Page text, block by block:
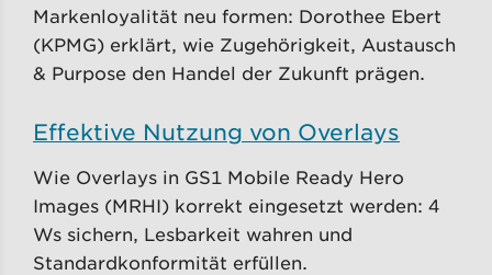
Markenloyalität neu formen: Dorothee Ebert
(KPMG) erklärt, wie Zugehörigkeit, Austausch
& Purpose den Handel der Zukunft prägen.
Effektive Nutzung von Overlays
Wie Overlays in GS1 Mobile Ready Hero
Images (MRHI) korrekt eingesetzt werden: 4
Ws sichern, Lesbarkeit wahren und
Standardkonformität erfüllen.